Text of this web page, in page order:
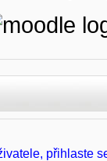
přihlaste